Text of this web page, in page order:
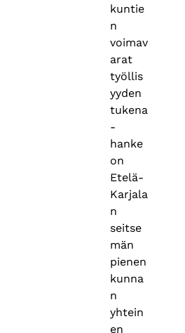
kuntie
n
voimav
arat
työllis
yyden
tukena
-
hanke
on
Etelä-
Karjala
n
seitse
män
pienen
kunna
n
yhtein
en